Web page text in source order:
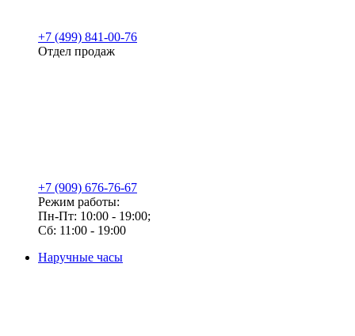
+7 (499) 841-00-76
Отдел продаж
+7 (909) 676-76-67
Режим работы:
Пн-Пт: 10:00 - 19:00;
Сб: 11:00 - 19:00
Наручные часы